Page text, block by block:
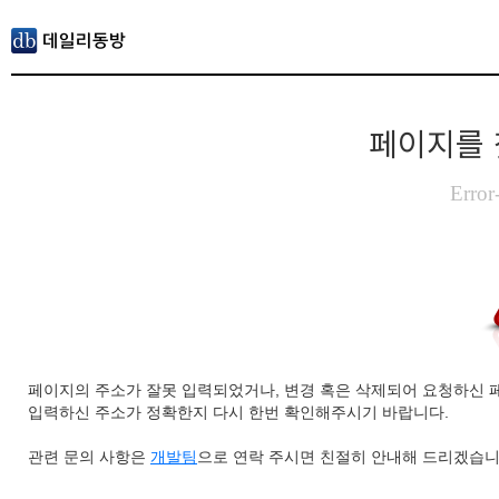
페이지를
페이지의 주소가 잘못 입력되었거나, 변경 혹은 삭제되어 요청하신
입력하신 주소가 정확한지 다시 한번 확인해주시기 바랍니다.
관련 문의 사항은 개발팀 으로 연락 주시면 친절히 안내해 드리겠습